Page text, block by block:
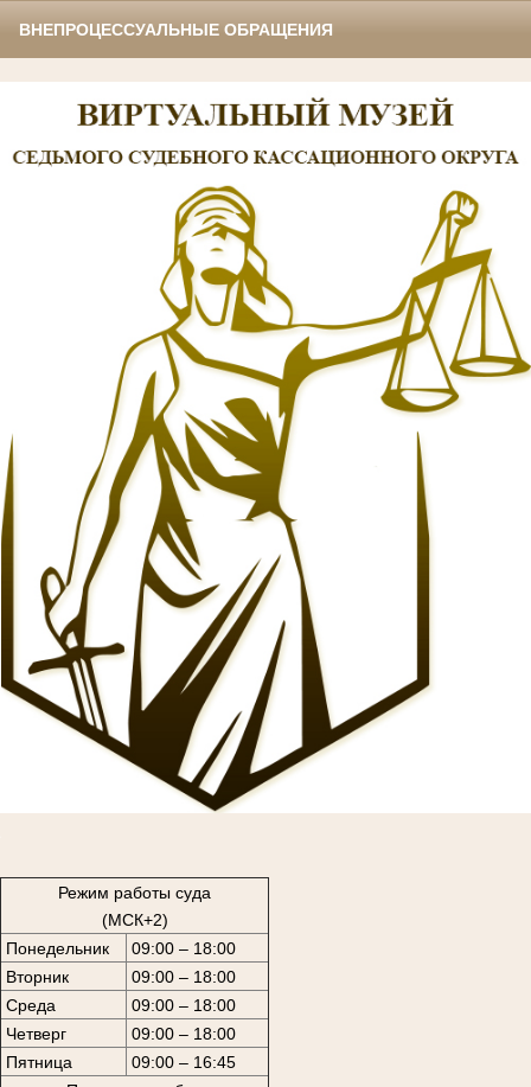
ВНЕПРОЦЕССУАЛЬНЫЕ ОБРАЩЕНИЯ
Режим работы суда
(МСК+2)
Понедельник
09:00 – 18:00
Вторник
09:00 – 18:00
Среда
09:00 – 18:00
Четверг
09:00 – 18:00
Пятница
09:00 – 16:45